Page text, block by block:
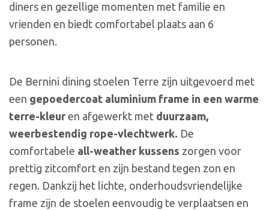
diners en gezellige momenten met familie en
vrienden en biedt comfortabel plaats aan 6
personen.
De Bernini dining stoelen Terre zijn uitgevoerd met
een gepoedercoat aluminium frame in een warme
terre-kleur en afgewerkt met duurzaam,
weerbestendig rope-vlechtwerk. De
comfortabele all-weather kussens zorgen voor
prettig zitcomfort en zijn bestand tegen zon en
regen. Dankzij het lichte, onderhoudsvriendelijke
frame zijn de stoelen eenvoudig te verplaatsen en